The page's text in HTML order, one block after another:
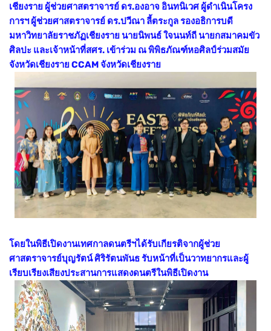
เชียงราย ผู้ช่วยศาสตราจารย์ ดร.องอาจ อินทนิเวศ ผู้ดำเนินโครง
การฯ ผู้ช่วยศาสตราจารย์ ดร.ปวีณา ลี้ตระกูล รองอธิการบดี
มหาวิทยาลัยราชภัฏเชียงราย นายนิพนธ์ ใจนนท์ถี นายกสมาคมขัว
ศิลปะ และเจ้าหน้าที่สศร. เข้าร่วม ณ พิพิธภัณฑ์หอศิลป์ร่วมสมัย
จังหวัดเชียงราย CCAM จังหวัดเชียงราย
โดยในพิธีเปิดงานเทศกาลดนตรีฯได้รับเกียรติจากผู้ช่วย
ศาสตราจารย์บุญรัตน์ ศิริรัตนพันธ รับหน้าที่เป็นวาทยากรและผู้
เรียบเรียงเสียงประสานการแสดงดนตรีในพิธีเปิดงาน